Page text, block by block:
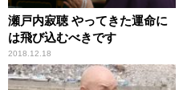
瀬戸内寂聴 やってきた運命に
は飛び込むべきです
2018.12.18